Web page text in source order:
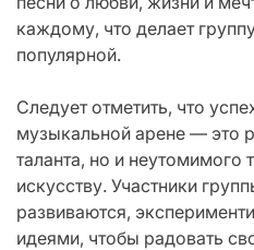
каждому, что делает
популярной.
Следует отметить, что
музыкальной арене — это
таланта, но и неутомимого
искусству. Участники
развиваются,
идеями, чтобы радовать